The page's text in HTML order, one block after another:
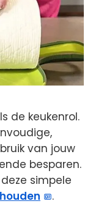
de keukenrol.
van jouw
besparen.
simpele
.